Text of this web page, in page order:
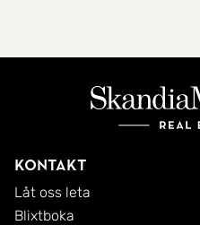
Kontakt
Låt oss leta
Blixtboka